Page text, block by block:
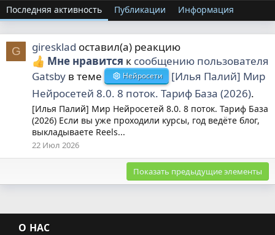
Последняя активность Публикации Информация
G giresklad оставил(а) реакцию
Мне нравится к сообщению пользователя
Gatsby в теме Нейросети
[Илья Палий] Мир
Нейросетей 8.0. 8 поток. Тариф База (2026).
[Илья Палий] Мир Нейросетей 8.0. 8 поток. Тариф База
(2026) Если вы уже проходили курсы, год ведёте блог,
выкладываете Reels...
22 Июл 2026
Показать предыдущие элементы
О НАС